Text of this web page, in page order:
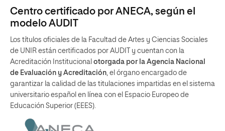
Centro certificado por ANECA, según el
modelo AUDIT
Los títulos oficiales de la Facultad de Artes y Ciencias Sociales
de UNIR están certificados por AUDIT y cuentan con la
Acreditación Institucional otorgada por la Agencia Nacional
de Evaluación y Acreditación, el órgano encargado de
garantizar la calidad de las titulaciones impartidas en el sistema
universitario español en línea con el Espacio Europeo de
Educación Superior (EEES).